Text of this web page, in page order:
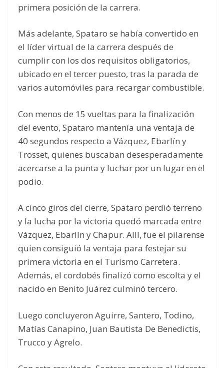
primera posición de la carrera.
Más adelante, Spataro se había convertido en
el líder virtual de la carrera después de
cumplir con los dos requisitos obligatorios,
ubicado en el tercer puesto, tras la parada de
varios automóviles para recargar combustible.
Con menos de 15 vueltas para la finalización
del evento, Spataro mantenía una ventaja de
40 segundos respecto a Vázquez, Ebarlín y
Trosset, quienes buscaban desesperadamente
acercarse a la punta y luchar por un lugar en el
podio.
A cinco giros del cierre, Spataro perdió terreno
y la lucha por la victoria quedó marcada entre
Vázquez, Ebarlín y Chapur. Allí, fue el pilarense
quien consiguió la ventaja para festejar su
primera victoria en el Turismo Carretera.
Además, el cordobés finalizó como escolta y el
nacido en Benito Juárez culminó tercero.
Luego concluyeron Aguirre, Santero, Todino,
Matías Canapino, Juan Bautista De Benedictis,
Trucco y Agrelo.